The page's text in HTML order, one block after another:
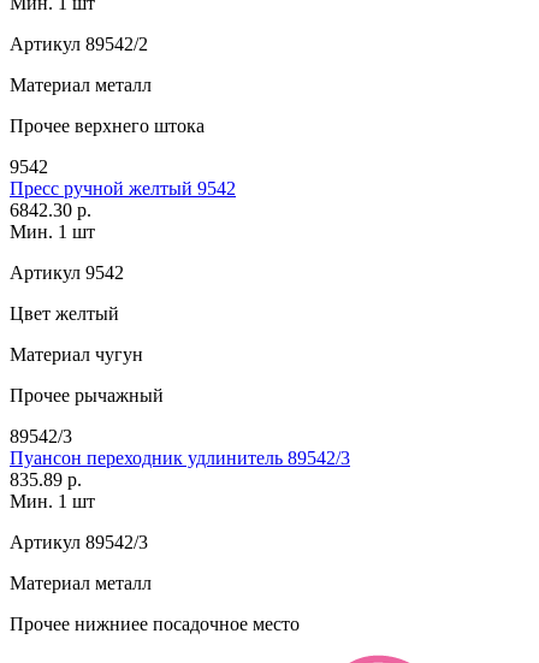
Артикул 89542/2
Материал металл
Прочее верхнего штока
9542
Пресс ручной желтый 9542
6842.30 р.
Мин. 1 шт
Артикул 9542
Цвет желтый
Материал чугун
Прочее рычажный
89542/3
Пуансон переходник удлинитель 89542/3
835.89 р.
Мин. 1 шт
Артикул 89542/3
Материал металл
Прочее нижниее посадочное место